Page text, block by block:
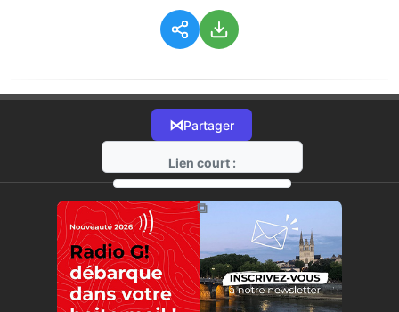
⋈Partager
Lien court :
https://radio-g.fr?6712
⧉